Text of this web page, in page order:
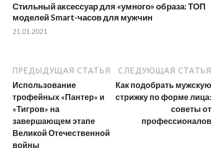
Стильный аксессуар для «умного» образа: ТОП
моделей Smart-часов для мужчин
21.01.2021
ПРЕДЫДУЩАЯ СТАТЬЯ
Использование
трофейных «Пантер» и
«Тигров» на
завершающем этапе
Великой Отечественной
войны
СЛЕДУЮЩАЯ СТАТЬЯ
Как подобрать мужскую
стрижку по форме лица:
советы от
профессионалов